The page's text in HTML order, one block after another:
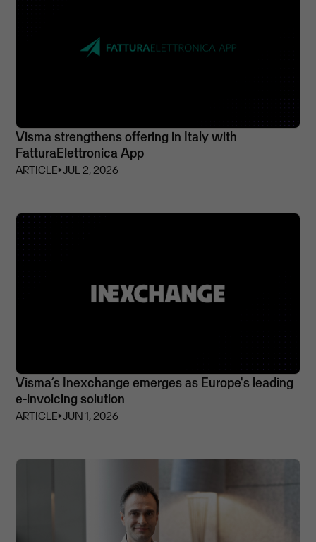
Visma strengthens offering in Italy with
FatturaElettronica App
ARTICLE⏵JUL 2, 2026
Visma’s Inexchange emerges as Europe's leading
e-invoicing solution
ARTICLE⏵JUN 1, 2026